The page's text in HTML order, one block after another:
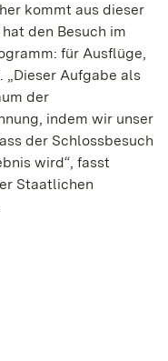
kommt aus dieser
den Besuch im
für Ausflüge,
„Dieser Aufgabe als
der
indem wir unser
der Schlossbesuch
wird“, fasst
Staatlichen